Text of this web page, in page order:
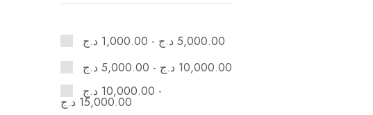
1,000.00 د.ج - 5,000.00 د.ج
5,000.00 د.ج - 10,000.00 د.ج
10,000.00 د.ج -
15,000.00 د.ج